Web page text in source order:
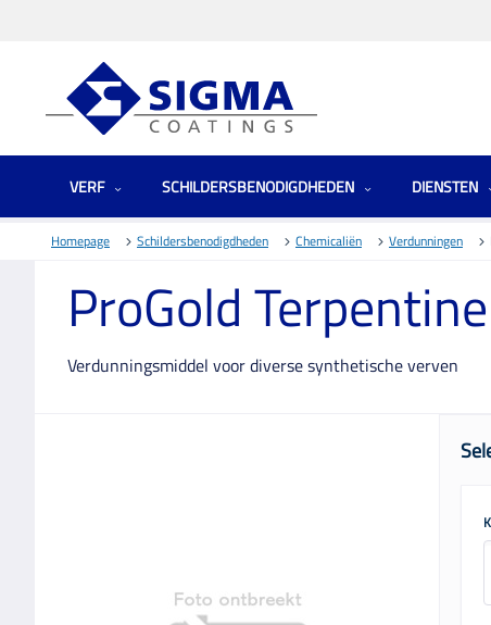
VERF SCHILDERSBENODIGDHEDEN DIENSTEN
Homepage Schildersbenodigdheden Chemicaliën Verdunningen
ProGold Terpentine
Verdunningsmiddel voor diverse synthetische verven